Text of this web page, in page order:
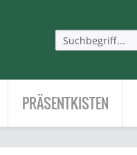
PRÄSENTKISTEN